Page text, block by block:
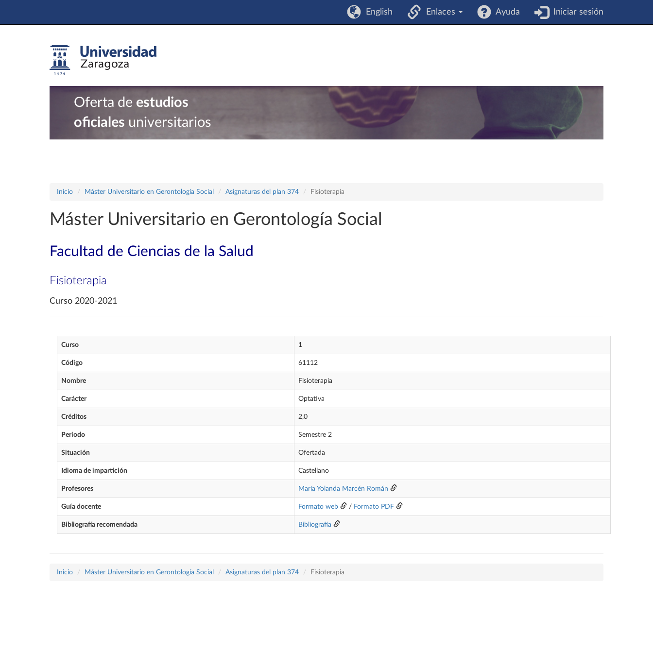
English Enlaces Ayuda Iniciar sesión
Oferta de estudios
oficiales universitarios
Inicio Máster Universitario en Gerontología Social Asignaturas del plan 374 Fisioterapia
Máster Universitario en Gerontología Social
Facultad de Ciencias de la Salud
Fisioterapia
Curso 2020-2021
Curso 1
Código 61112
Nombre Fisioterapia
Carácter Optativa
Créditos 2,0
Periodo Semestre 2
Situación Ofertada
Idioma de impartición Castellano
Profesores María Yolanda Marcén Román
Guía docente Formato web / Formato PDF
Bibliografía recomendada Bibliografía
Inicio Máster Universitario en Gerontología Social Asignaturas del plan 374 Fisioterapia